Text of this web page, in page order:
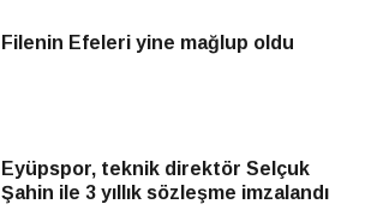
Filenin Efeleri yine mağlup oldu
Eyüpspor, teknik direktör Selçuk
Şahin ile 3 yıllık sözleşme imzalandı